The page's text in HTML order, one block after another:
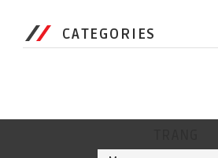
CATEGORIES